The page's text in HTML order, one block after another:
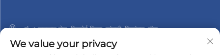
नं. 3 हानशान रोड, जिनबेई जिला, चांगझौ, जियांगसु, चीन
+86-18961288218
We value your privacy